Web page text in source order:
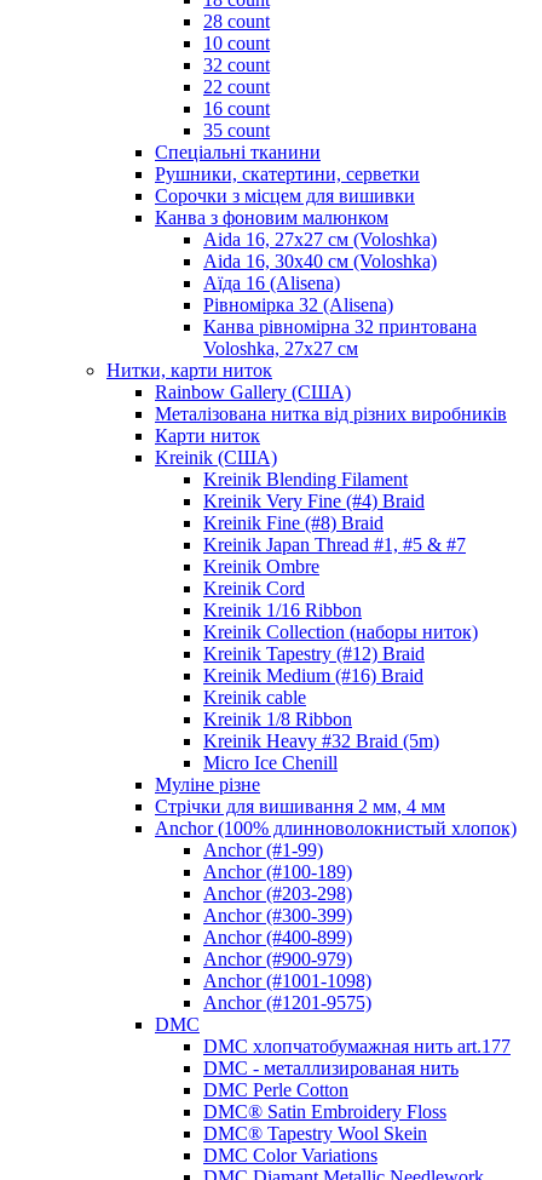
28 count
10 count
32 count
22 count
16 count
35 count
Спеціальні тканини
Рушники, скатертини, серветки
Сорочки з місцем для вишивки
Канва з фоновим малюнком
Aida 16, 27х27 см (Voloshka)
Aida 16, 30х40 см (Voloshka)
Аїда 16 (Alisena)
Рівномірка 32 (Alisena)
Канва рівномірна 32 принтована
Voloshka, 27х27 см
Нитки, карти ниток
Rainbow Gallery (США)
Металізована нитка від різних виробників
Карти ниток
Kreinik (США)
Kreinik Blending Filament
Kreinik Very Fine (#4) Braid
Kreinik Fine (#8) Braid
Kreinik Japan Thread #1, #5 & #7
Kreinik Ombre
Kreinik Cord
Kreinik 1/16 Ribbon
Kreinik Collection (наборы ниток)
Kreinik Tapestry (#12) Braid
Kreinik Medium (#16) Braid
Kreinik cable
Kreinik 1/8 Ribbon
Kreinik Heavy #32 Braid (5m)
Micro Ice Chenill
Муліне різне
Стрічки для вишивання 2 мм, 4 мм
Anchor (100% длинноволокнистый хлопок)
Anchor (#1-99)
Anchor (#100-189)
Anchor (#203-298)
Anchor (#300-399)
Anchor (#400-899)
Anchor (#900-979)
Anchor (#1001-1098)
Anchor (#1201-9575)
DMC
DMC хлопчатобумажная нить art.177
DMC - металлизированая нить
DMC Perle Cotton
DMC® Satin Embroidery Floss
DMC® Tapestry Wool Skein
DMC Color Variations